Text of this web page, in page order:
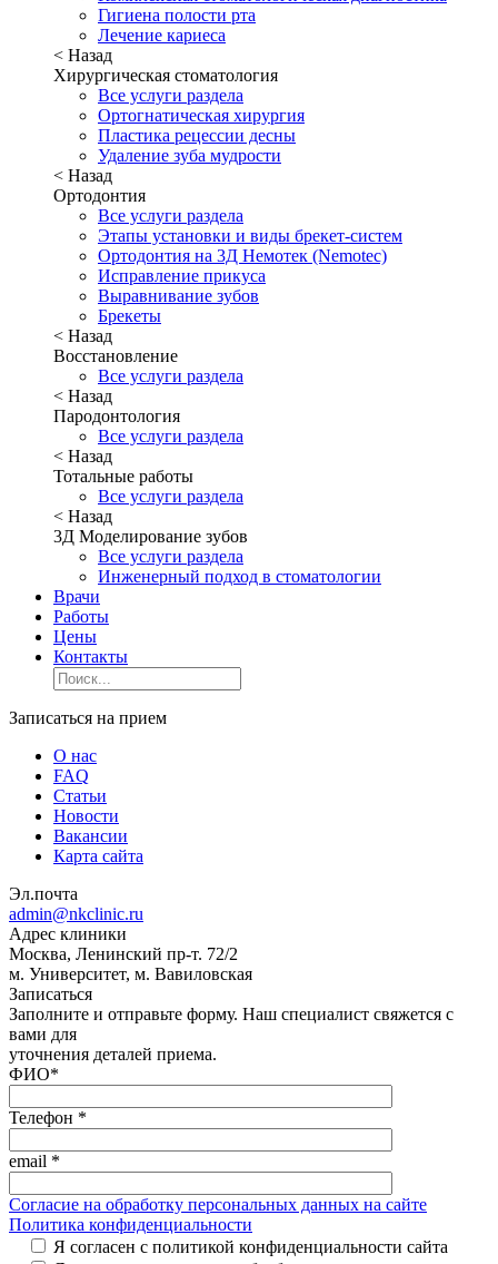
Гигиена полости рта
Лечение кариеса
< Назад
Хирургическая стоматология
Все услуги раздела
Ортогнатическая хирургия
Пластика рецессии десны
Удаление зуба мудрости
< Назад
Ортодонтия
Все услуги раздела
Этапы установки и виды брекет-систем
Ортодонтия на 3Д Немотек (Nemotec)
Исправление прикуса
Выравнивание зубов
Брекеты
< Назад
Восстановление
Все услуги раздела
< Назад
Пародонтология
Все услуги раздела
< Назад
Тотальные работы
Все услуги раздела
< Назад
3Д Моделирование зубов
Все услуги раздела
Инженерный подход в стоматологии
Врачи
Работы
Цены
Контакты
Записаться на прием
О нас
FAQ
Статьи
Новости
Вакансии
Карта сайта
Эл.почта
admin@nkclinic.ru
Адрес клиники
Москва, Ленинский пр-т. 72/2
м. Университет, м. Вавиловская
Записаться
Заполните и отправьте форму. Наш специалист свяжется с
вами для
уточнения деталей приема.
ФИО*
Телефон *
email *
Согласие на обработку персональных данных на сайте
Политика конфиденциальности
Я согласен с политикой конфиденциальности сайта